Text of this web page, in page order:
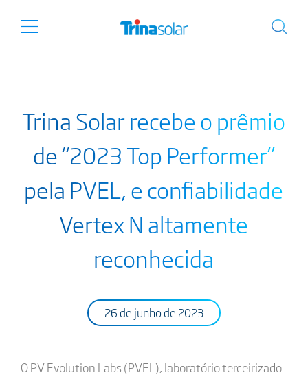
Trina Solar recebe o prêmio
de “2023 Top Performer”
pela PVEL, e confiabilidade
Vertex N altamente
reconhecida
26 de junho de 2023
O PV Evolution Labs (PVEL), laboratório terceirizado